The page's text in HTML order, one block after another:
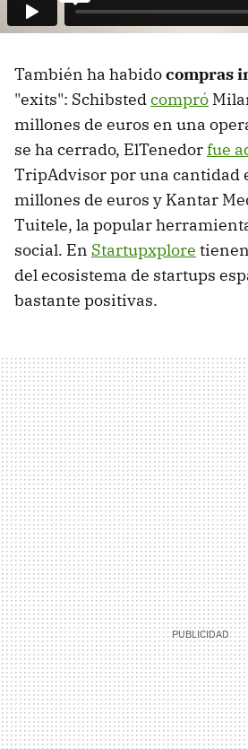
También ha habidocompras
"exits": Schibstedcompró
millones de euros en una
se ha cerrado, ElTenedorfue
TripAdvisor por una cantidad
millones de euros y Kantar
Tuitele, la popular
social. En Startupxplore tienen
del ecosistema de startups
bastante positivas.